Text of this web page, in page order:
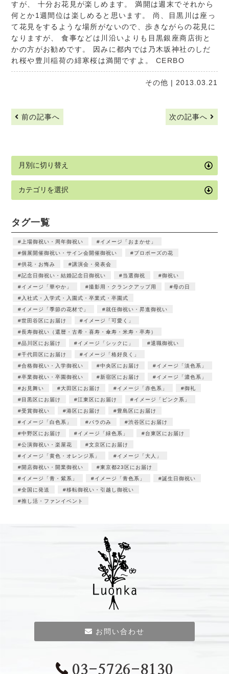
すが、 十分お花見が楽しめます。 満開は週末でそれから
何とか1週間位は楽しめると思います。 尚、目黒川は座っ
て花見をするような場所がないので、歩きながらの花見に
なりますが、 食事などは川沿いよりも目黒銀座商店街と
かの方がお勧めです。 因みに都内では乃木坂神社のしだ
れ桜や豊川稲荷の緋寒桜は満開ですよ。CERBO
その他 | 2013.03.21
前の記事へ 次の記事へ
タグ一覧
上場御祝い・周年御祝い
イメージ「おまかせ」
個展開催御祝い・サイン会開催御祝い
プロポーズの花
供花・お悔み
講演会・発表会
記念日御祝い・結婚記念日御祝い
当選御祝
御祝い
イメージ「華やか」
撮影用・クランクアップ用
母の日
入社式・入学式・入園式・卒業式・卒園式
イメージ「季節の花材で」
就任御祝い・昇進御祝い
世田谷区にお届け
イメージ「可愛く」
長寿御祝い（還暦・古希・喜寿・傘寿・米寿・卒寿）
品川区にお届け
イメージ「シックに」
退職御祝い
千代田区にお届け
イメージ「格好良く」
合格御祝い・入学御祝い
中央区にお届け
イメージ「淡色系」
卒業御祝い・卒園御祝い
新宿区にお届け
イメージ「濃色系」
お見舞い
大田区にお届け イメージ「赤色系」
御礼
目黒区にお届け
江東区にお届け
イメージ「ピンク系」
受賞御祝い
港区にお届け
豊島区にお届け
イメージ「白色系」
バラのみ
渋谷区にお届け
中野区にお届け
イメージ「緑色系」
台東区にお届け
公演御祝い・楽屋花
文京区にお届け
イメージ「黄色・オレンジ系」
イメージ「大人」
開店御祝い・開業御祝い
東京都23区にお届け
イメージ「青・紫系」
イメージ「青色系」
誕生日御祝い
全国に発送
移転御祝い・引越し御祝い
推し活・ファンイベント
お問い合わせ
03-5726-8130